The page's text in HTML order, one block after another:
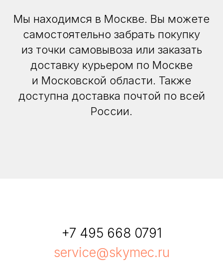
Мы находимся в Москве. Вы можете
самостоятельно забрать покупку
из точки самовывоза или заказать
доставку курьером по Москве
и Московской области. Также
доступна доставка почтой по всей
России.
+7 495 668 0791
service@skymec.ru